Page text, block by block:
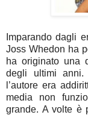
Imparando dagli
Joss Whedon ha
ha originato una
degli ultimi anni.
l’autore era
media non
grande. A volte è